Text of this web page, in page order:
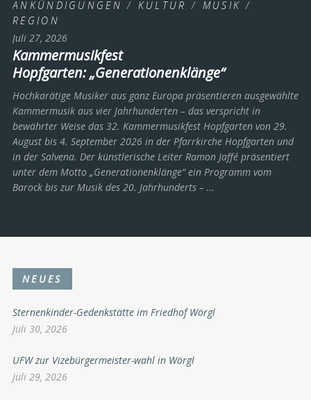
ANKÜNDIGUNGEN / KULTUR / MUSIK /
REGION
Juli 27, 2026
Kammermusikfest
Hopfgarten: „Generationenklänge“
Hochkarätige Musiker aus ganz Europa präsentieren ausgewählte
Kammermusik aus vier Jahrhunderten – das verspricht in
bewährter Weise das 32. Kammermusikfest Hopfgarten von 29.
August bis 4. September 2026 in der Pfarrkirche Hopfgarten und
in der Salvena. Der künstlerische Leiter Ramon Jaffé präsentiert
unter dem Motto „Generationenklänge“ ein Programm vom
Barock bis zur Musik des 20. Jahrhunderts ­– …
NEUES
Sternenkinder-Gedenkstätte im Friedhof Wörgl
Juli 30, 2026
UFW zur Vizebürgermeister-wahl in Wörgl
Juli 29, 2026